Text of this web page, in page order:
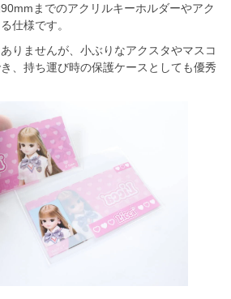
までのアクリルキーホルダーやアク
仕様です。
りませんが、小ぶりなアクスタやマスコ
、持ち運び時の保護ケースとしても優秀